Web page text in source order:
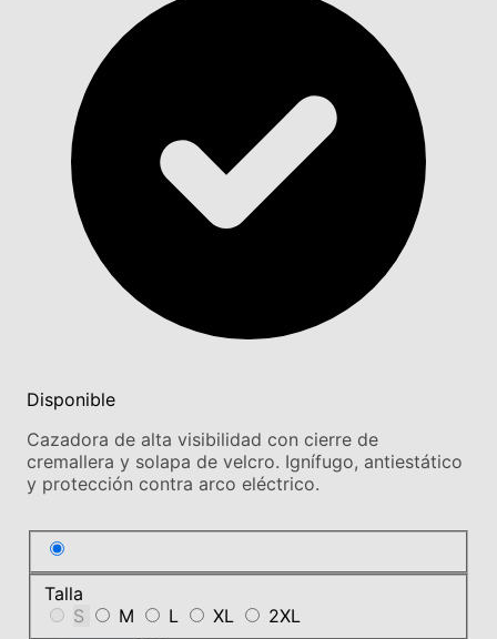
Disponible
Cazadora de alta visibilidad con cierre de
cremallera y solapa de velcro. Ignífugo, antiestático
y protección contra arco eléctrico.
Talla
S
M L XL 2XL